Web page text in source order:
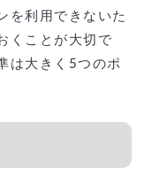
を利用できないた
くことが大切で
は大きく5つのポ